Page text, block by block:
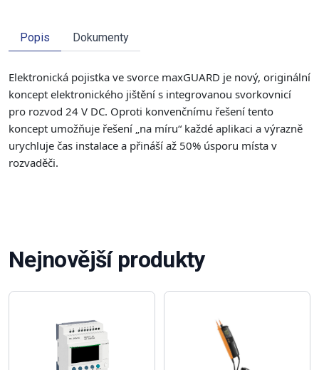
Popis Dokumenty
Elektronická pojistka ve svorce maxGUARD je nový, originální
koncept elektronického jištění s integrovanou svorkovnicí
pro rozvod 24 V DC. Oproti konvenčnímu řešení tento
koncept umožňuje řešení „na míru“ každé aplikaci a výrazně
urychluje čas instalace a přináší až 50% úsporu místa v
rozvaděči.
Nejnovější produkty